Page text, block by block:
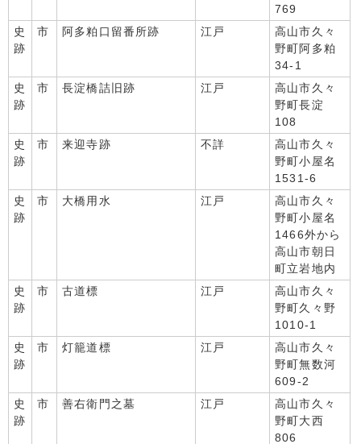
769
史
跡
市 阿多粕口留番所跡 江戸
高山市久々
野町阿多粕
34-1
史
跡
市 長淀橋詰旧跡 江戸
高山市久々
野町長淀
108
史
跡
市 来迎寺跡 不詳
高山市久々
野町小屋名
1531-6
史
跡
市 大橋用水 江戸
高山市久々
野町小屋名
1466外から
高山市朝日
町立岩地内
史
跡
市 古道標 江戸
高山市久々
野町久々野
1010-1
史
跡
市 灯籠道標 江戸
高山市久々
野町無数河
609-2
史
跡
市 善右衛門之墓 江戸
高山市久々
野町大西
806